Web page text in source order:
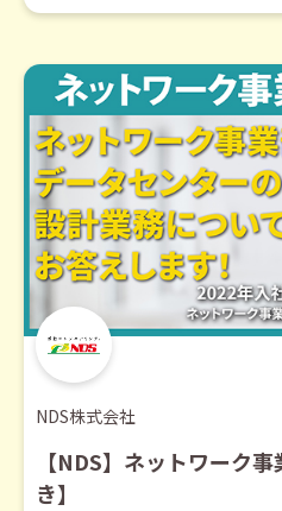
NDS株式会社
【NDS】ネットワーク
き】